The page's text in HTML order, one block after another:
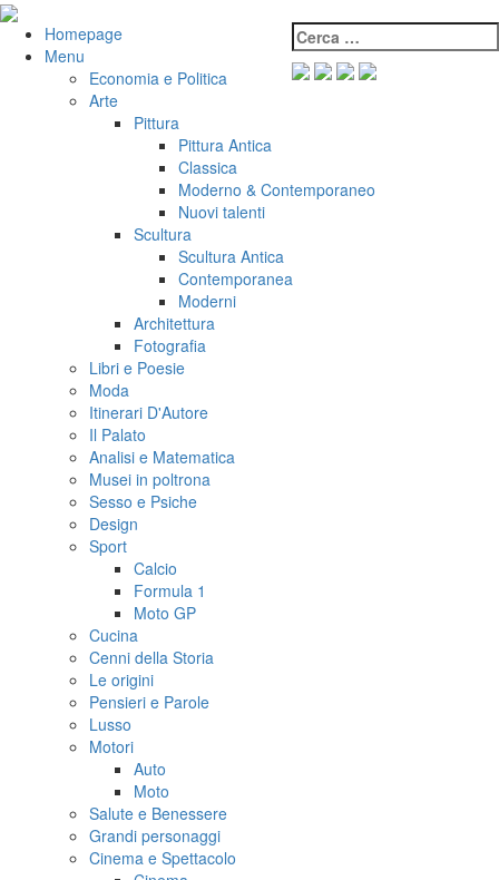
Salta
contenuto
VeniVidiVici Cerca:
Homepage
Menu
Economia e Politica
Arte
Pittura
Pittura Antica
Classica
Moderno & Contemporaneo
Nuovi talenti
Scultura
Scultura Antica
Contemporanea
Moderni
Architettura
Fotografia
Libri e Poesie
Moda
Itinerari D'Autore
Il Palato
Analisi e Matematica
Musei in poltrona
Sesso e Psiche
Design
Sport
Calcio
Formula 1
Moto GP
Cucina
Cenni della Storia
Le origini
Pensieri e Parole
Lusso
Motori
Auto
Moto
Salute e Benessere
Grandi personaggi
Cinema e Spettacolo